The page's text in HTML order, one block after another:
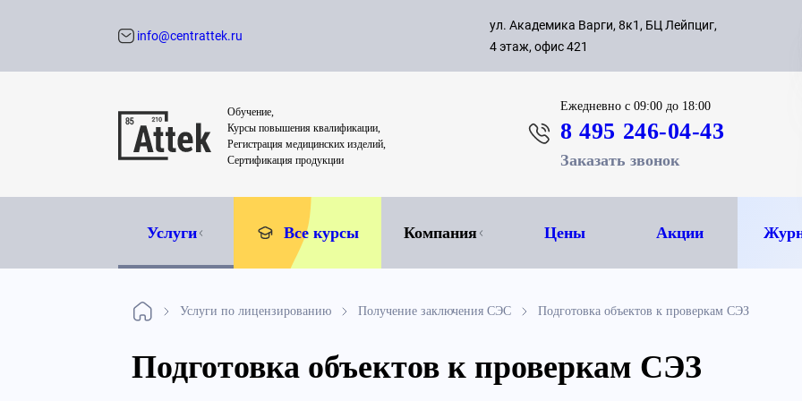
с 09:00
8 495
info@centrattek.ru
ул. Академика Варги, 8к1, БЦ Лейпциг,
4 этаж, офис 421
Обучение,
Курсы повышения квалификации,
Регистрация медицинских изделий,
Сертификация продукции
Ежедневнос 09:00 до 18:00
8 495 246-04-43
Заказать звонок
Услуги Все курсы Компания Цены Акции
Услуги по лицензированию Получение заключения СЭС Подготовка объектов к проверкам СЭЗ
Подготовка объектов к проверкам СЭЗ